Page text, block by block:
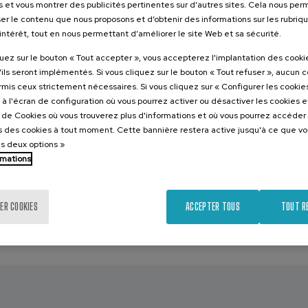
presidente del Tribunal Superior de Justicia del País
realidad del suicidio desde las instituciones y la necesidad de
entre salud, educación y justicia.
se centrará en una mirada amplia al acompañamiento
Comenzará con Andrea Ruiz de Eguino, psicóloga de AMSA,
surgen en la consulta psicológica con adolescentes,
alimentaria, depresión e ideación suicida. A continuación,
profundizarán en la postvención y en el acompañamiento a
ser querido por suicidio. Tras el descanso, el psicólogo Ángel
del duelo en la salud mental y su tratamiento terapéutico. La
Artola, consultora y formadora en comunicación visual, e Isabel
avec
et vous montrer des publicités pertinentes sur d’autres sites. Cela nous
le contenu que nous proposons et d’obtenir des informations sur les
tout en nous permettant d’améliorer le site Web et sa sécurité.
sur le bouton « Tout accepter », vous accepterez l'implantation des
seront implémentés. Si vous cliquez sur le bouton « Tout refuser », aucun
ceux strictement nécessaires. Si vous cliquez sur « Configurer les
l'écran de configuration où vous pourrez activer ou désactiver les cookies
Cookies où vous trouverez plus d'informations et où vous pourrez accéder
des cookies à tout moment. Cette bannière restera active jusqu'à ce que
deux options »
COOKIES TOUT
ACCEPTER TOUS